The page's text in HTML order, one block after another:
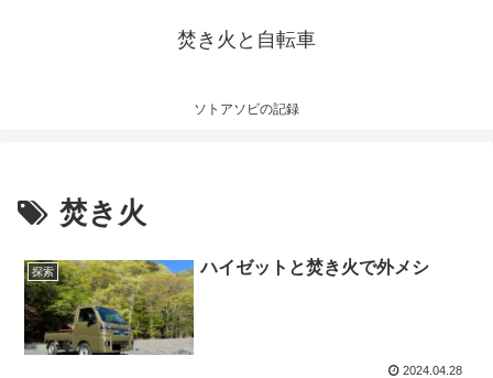
焚き火と自転車
ソトアソビの記録
焚き火
探索 ハイゼットと焚き火で外メシ
2024.04.28